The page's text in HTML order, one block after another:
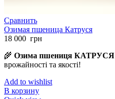
Сравнить
Озимая пшеница Катруся
18 000 грн
🌾 Озима пшениця КАТРУСЯ
врожайності та якості!
Add to wishlist
В корзину